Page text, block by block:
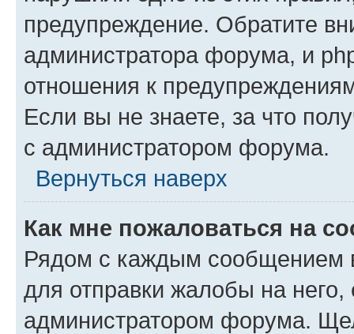
предупреждение. Обратите
администратора форума, и
отношения к
Если вы не знаете, за что
с администратором форума.
Вернуться наверх
Как мне пожаловаться на
Рядом с каждым сообщением
для отправки жалобы на
администратором форума.